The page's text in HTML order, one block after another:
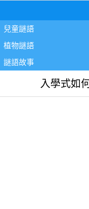
兒童謎語
植物謎語
謎語故事
入學式如